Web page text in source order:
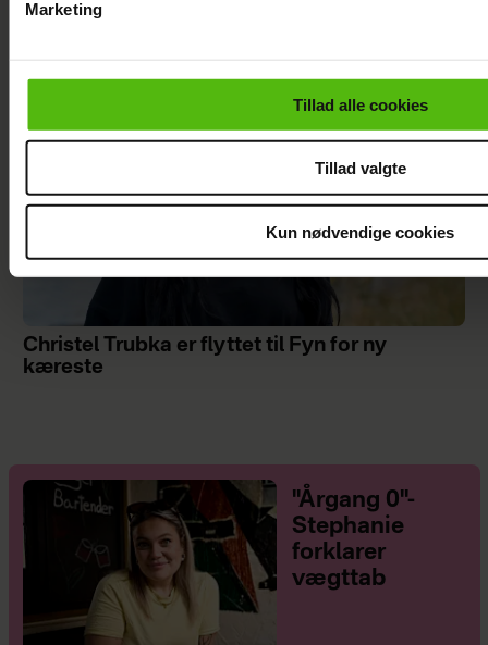
cookiepolitik.
Marketing
Tillad alle cookies
Tillad valgte
Kun nødvendige cookies
Christel Trubka er flyttet til Fyn for ny
kæreste
"Årgang 0"-
Stephanie
forklarer
vægttab